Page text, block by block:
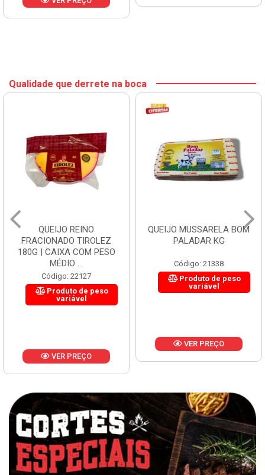
Qualidade que derrete na boca
QUEIJO REINO
FRACIONADO TIROLEZ
180G | CAIXA COM PESO
MÉDIO ...
Código: 22127
Produto de peso
variável
VER PREÇO
QUEIJO MUSSARELA BOM
PALADAR KG
Código: 21338
Produto de peso
variável
VER PREÇO